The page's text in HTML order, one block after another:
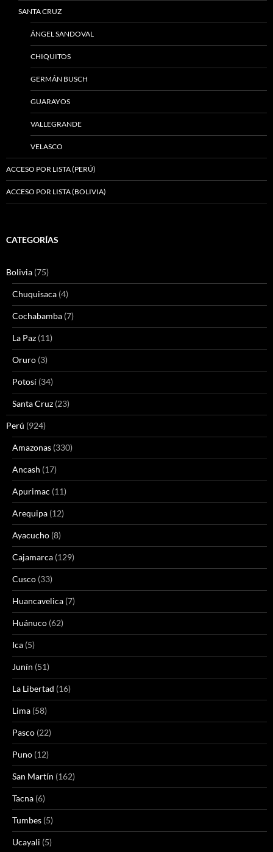
SANTA CRUZ
ÁNGEL SANDOVAL
CHIQUITOS
GERMÁN BUSCH
GUARAYOS
VALLEGRANDE
VELASCO
ACCESO POR LISTA (PERÚ)
ACCESO POR LISTA (BOLIVIA)
CATEGORÍAS
Bolivia (75)
Chuquisaca (4)
Cochabamba (7)
La Paz (11)
Oruro (3)
Potosí (34)
Santa Cruz (23)
Perú (924)
Amazonas (330)
Ancash (17)
Apurimac (11)
Arequipa (12)
Ayacucho (8)
Cajamarca (129)
Cusco (33)
Huancavelica (7)
Huánuco (62)
Ica (5)
Junín (51)
La Libertad (16)
Lima (58)
Pasco (22)
Puno (12)
San Martín (162)
Tacna (6)
Tumbes (5)
Ucayali (5)